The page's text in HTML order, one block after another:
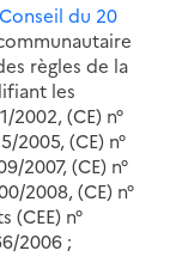
du 20
règles de la
les
2002, (CE) n°
2005, (CE) n°
2007, (CE) n°
2008, (CE) n°
(CEE) n°
2006 ;